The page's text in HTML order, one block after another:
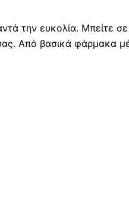
την ευκολία. Μπείτε
Από βασικά φάρμακα